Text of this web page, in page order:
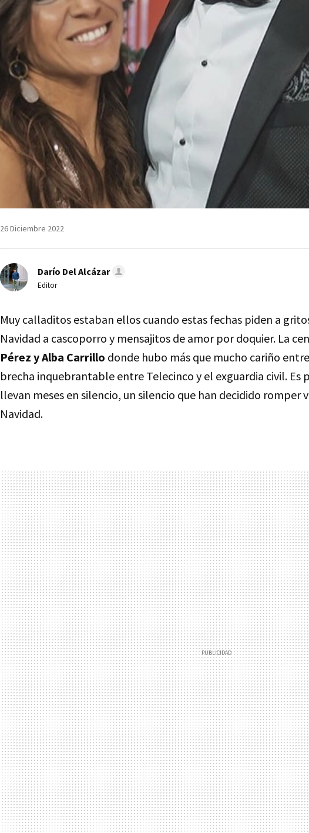
26 Diciembre 2022
Darío Del Alcázar
Editor
Muy calladitos estaban ellos cuando estas fechas piden a
Navidad a cascoporro y mensajitos de amor por doquier. La
Pérez y Alba Carrillo donde hubo más que mucho cariño
brecha inquebrantable entre Telecinco y el exguardia civil. Es
llevan meses en silencio, un silencio que han decidido romper
Navidad.